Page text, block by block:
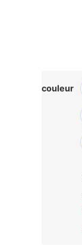
couleur